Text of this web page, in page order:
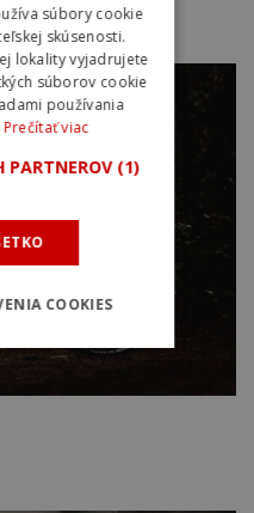
súbory cookie
skúsenosti.
lokality vyjadrujete
súborov cookie
používania
Prečítať viac
PARTNEROV (1)
COOKIES